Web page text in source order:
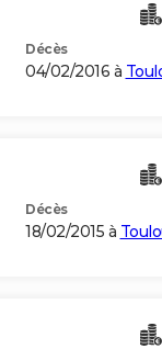
Décès
04/02/2016 à
Décès
18/02/2015 à